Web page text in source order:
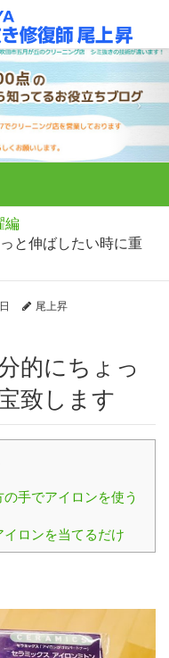
編
と伸ばしたい時に重
尾上昇
致します
手でアイロンを使う
ロンを当てるだけ